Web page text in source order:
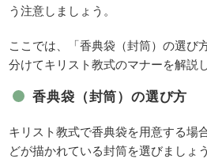
う注意しましょう。
ここでは、「香典袋（封筒）の選び
分けてキリスト教式のマナーを解説
香典袋（封筒）の選び方
キリスト教式で香典袋を用意する場
どが描かれている封筒を選びましょ